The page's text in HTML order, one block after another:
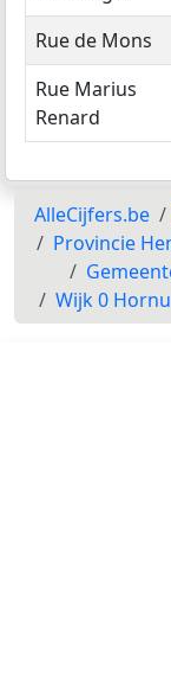
Rue de Mons
Rue Marius
Renard
AlleCijfers.be
Provincie
Wijk 0 Hornu